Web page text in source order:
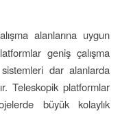
alanlarına uygun
geniş çalışma
dar alanlarda
Teleskopik platformlar
büyük kolaylık